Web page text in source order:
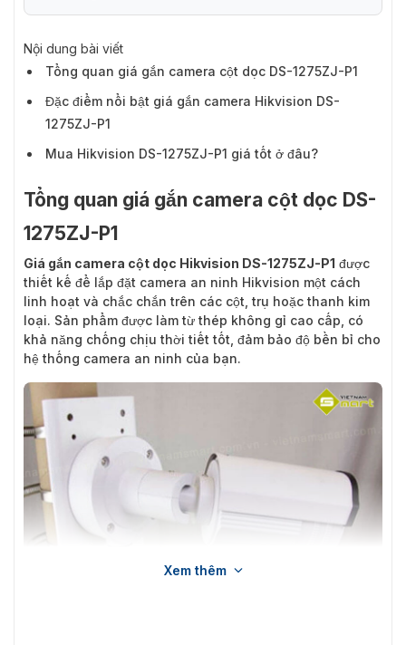
Nội dung bài viết
Tổng quan giá gắn camera cột dọc DS-1275ZJ-P1
Đặc điểm nổi bật giá gắn camera Hikvision DS-
1275ZJ-P1
Mua Hikvision DS-1275ZJ-P1 giá tốt ở đâu?
Tổng quan giá gắn camera cột dọc DS-
1275ZJ-P1
Giá gắn camera cột dọc Hikvision DS-1275ZJ-P1 được
thiết kế để lắp đặt camera an ninh Hikvision một cách
linh hoạt và chắc chắn trên các cột, trụ hoặc thanh kim
loại. Sản phẩm được làm từ thép không gỉ cao cấp, có
khả năng chống chịu thời tiết tốt, đảm bảo độ bền bỉ cho
hệ thống camera an ninh của bạn.
Xem thêm